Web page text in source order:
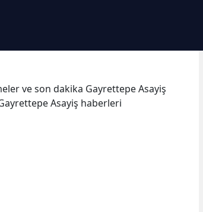
ve son dakika Gayrettepe Asayiş
Asayiş haberleri